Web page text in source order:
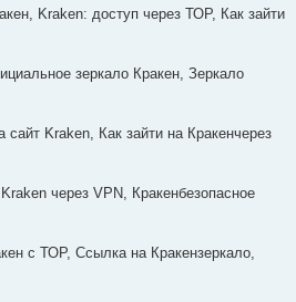
Kraken: доступ через ТОР, Как зайти
зеркало Кракен, Зеркало
Kraken, Как зайти на Кракенчерез
через VPN, Кракенбезопасное
с ТОР, Ссылка на Кракензеркало,